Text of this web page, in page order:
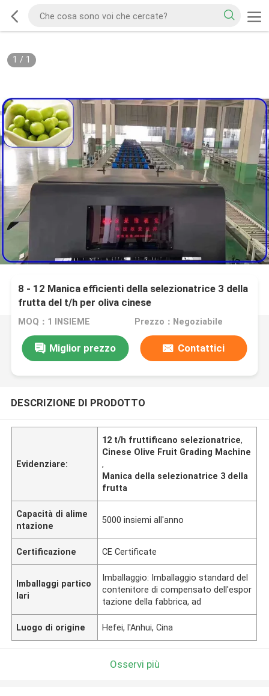
1 / 1
8 - 12 Manica efficienti della selezionatrice 3 della
frutta del t/h per oliva cinese
MOQ：1 INSIEME Prezzo：Negoziabile
Miglior prezzo Contattici
DESCRIZIONE DI PRODOTTO
Evidenziare:
12 t/h fruttificano selezionatrice,
Cinese Olive Fruit Grading Machine
,
Manica della selezionatrice 3 della
frutta
Capacità di alime
ntazione
5000 insiemi all'anno
Certificazione CE Certificate
Imballaggi partico
lari
Imballaggio: Imballaggio standard del
contenitore di compensato dell'espor
tazione della fabbrica, ad
Luogo di origine Hefei, l'Anhui, Cina
Osservi più